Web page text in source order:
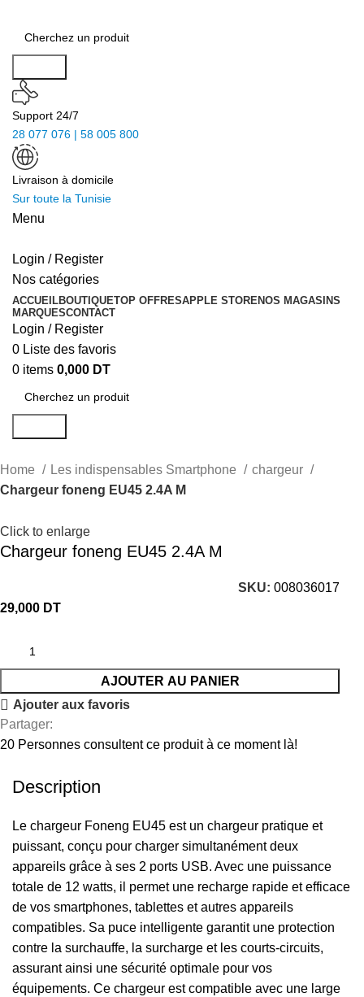
Support 24/7
28 077 076 | 58 005 800
Livraison à domicile
Sur toute la Tunisie
Menu
Login / Register
Nos catégories
ACCUEILBOUTIQUETOP OFFRESAPPLE STORENOS MAGASINS
MARQUESCONTACT
Login / Register
0 Liste des favoris
0 items 0,000 DT
Home Les indispensables Smartphone
chargeur
Chargeur foneng EU45 2.4A M
Click to enlarge
Chargeur foneng EU45 2.4A M
SKU:008036017
29,000 DT
AJOUTER AU PANIER
Ajouter aux favoris
Partager:
20 Personnes consultent ce produit à ce moment là!
Description
Le chargeur Foneng EU45 est un chargeur pratique et
puissant, conçu pour charger simultanément deux
appareils grâce à ses 2 ports USB. Avec une puissance
totale de 12 watts, il permet une recharge rapide et efficace
de vos smartphones, tablettes et autres appareils
compatibles. Sa puce intelligente garantit une protection
contre la surchauffe, la surcharge et les courts-circuits,
assurant ainsi une sécurité optimale pour vos
équipements. Ce chargeur est compatible avec une large